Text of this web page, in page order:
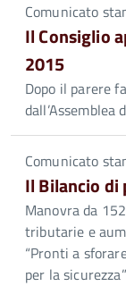
Comunicato
Il Consiglio
2015
Dopo il parere
dall’Assemblea
Comunicato
Il Bilancio di
Manovra da
tributarie e
“Pronti a
per la sicurezza”